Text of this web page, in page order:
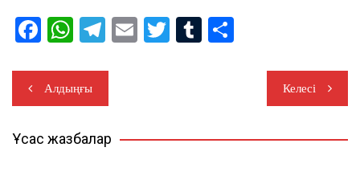
F
c
e
b
W
at
s
A
T
e
gr
a
m
E T T
r
Жазба
навигациясы
Алдыңғы Келесі
Ұқсас жазбалар